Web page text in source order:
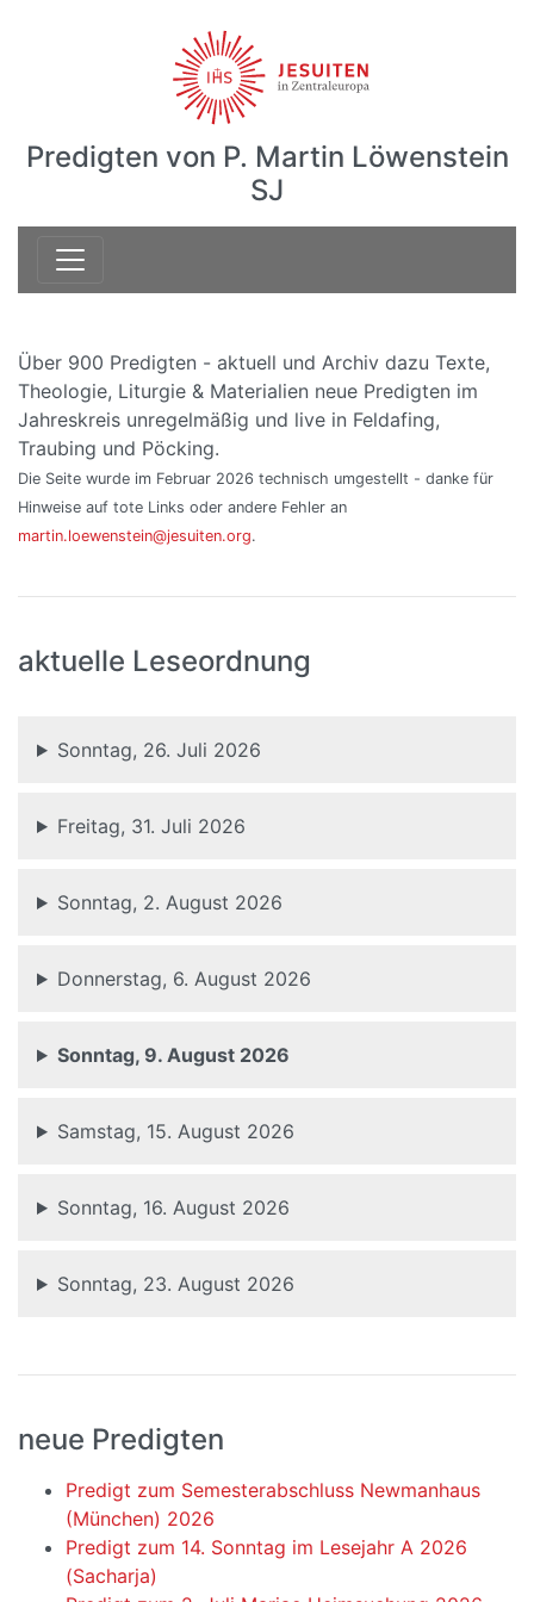
Predigten von P. Martin Löwenstein
SJ
Über 900 Predigten - aktuell und Archiv dazu Texte,
Theologie, Liturgie & Materialien neue Predigten im
Jahreskreis unregelmäßig und live in Feldafing,
Traubing und Pöcking.
Die Seite wurde im Februar 2026 technisch umgestellt - danke für
Hinweise auf tote Links oder andere Fehler an
martin.loewenstein@jesuiten.org.
aktuelle Leseordnung
Sonntag, 26. Juli 2026
Freitag, 31. Juli 2026
Sonntag, 2. August 2026
Donnerstag, 6. August 2026
Sonntag, 9. August 2026
Samstag, 15. August 2026
Sonntag, 16. August 2026
Sonntag, 23. August 2026
neue Predigten
Predigt zum Semesterabschluss Newmanhaus
(München) 2026
Predigt zum 14. Sonntag im Lesejahr A 2026
(Sacharja)